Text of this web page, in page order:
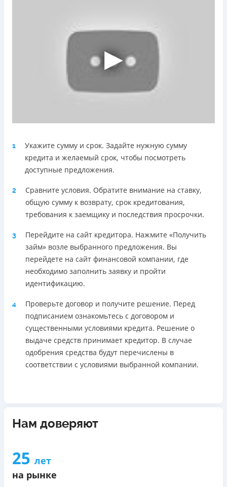
Оплата на расчетный счёт
Онлайн (через сайт или интернет-банкинг)
Через терминалы Приватбанка
Через терминалы самообслуживания
ПОЛУЧИТЬ ЗАЙМ
1
Укажите сумму и срок. Задайте нужную сумму
кредита и желаемый срок, чтобы посмотреть
доступные предложения.
2
Сравните условия. Обратите внимание на ставку,
общую сумму к возврату, срок кредитования,
требования к заемщику и последствия просрочки.
3
Перейдите на сайт кредитора. Нажмите «Получить
займ» возле выбранного предложения. Вы
перейдете на сайт финансовой компании, где
необходимо заполнить заявку и пройти
идентификацию.
4
Проверьте договор и получите решение. Перед
подписанием ознакомьтесь с договором и
существенными условиями кредита. Решение о
выдаче средств принимает кредитор. В случае
одобрения средства будут перечислены в
соответствии с условиями выбранной компании.
Нам доверяют
25 лет
на рынке